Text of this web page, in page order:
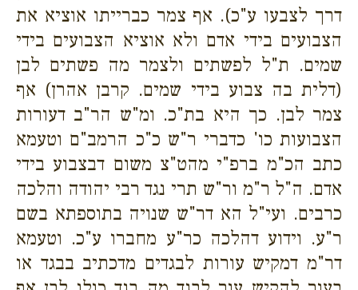
דרך לצבעו ע"כ). אף צמר כברייתו אוציא את
הצבועים בידי אדם ולא אוציא הצבועים בידי
שמים. ת"ל לפשתים ולצמר מה פשתים לבן
(דלית בה צבוע בידי שמים. קרבן אהרן) אף
צמר לבן. כך היא בת"כ. ומ"ש הר"ב דעורות
הצבועות כו' כדברי ר"ש כ"כ הרמב"ם וטעמא
כתב הכ"מ ברפ"י מהט"צ משום דבצבוע בידי
אדם. ה"ל ר"מ ור"ש תרי נגד רבי יהודה והלכה
כרבים. ועי"ל הא דר"ש שנויה בתוספתא בשם
ר"ע. וידוע דהלכה כר"ע מחברו ע"כ. וטעמא
דר"מ דמקיש עורות לבגדים מדכתיב בבגד או